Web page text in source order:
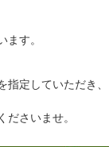
す。
定していただき、
さいませ。